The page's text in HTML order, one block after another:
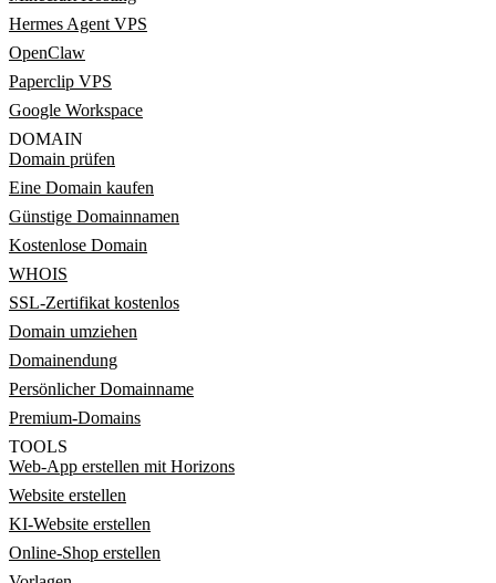
Hermes Agent VPS
OpenClaw
Paperclip VPS
Google Workspace
DOMAIN
Domain prüfen
Eine Domain kaufen
Günstige Domainnamen
Kostenlose Domain
WHOIS
SSL-Zertifikat kostenlos
Domain umziehen
Domainendung
Persönlicher Domainname
Premium-Domains
TOOLS
Web-App erstellen mit Horizons
Website erstellen
KI-Website erstellen
Online-Shop erstellen